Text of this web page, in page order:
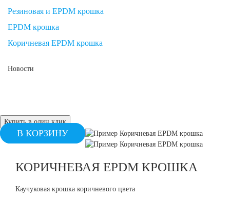
Резиновая и EPDM крошка
EPDM крошка
Коричневая EPDM крошка
Новости
Купить в один клик
В КОРЗИНУ
КОРИЧНЕВАЯ EPDM КРОШКА
Каучуковая крошка коричневого цвета